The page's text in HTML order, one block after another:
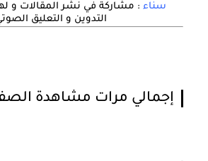
سناء : مشاركة في نشر المقالات و
التدوين و التعليق
إجمالي مرات مشاهدة